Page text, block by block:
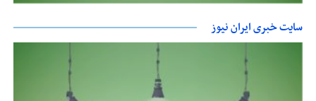
سایت خبری ایران نیوز